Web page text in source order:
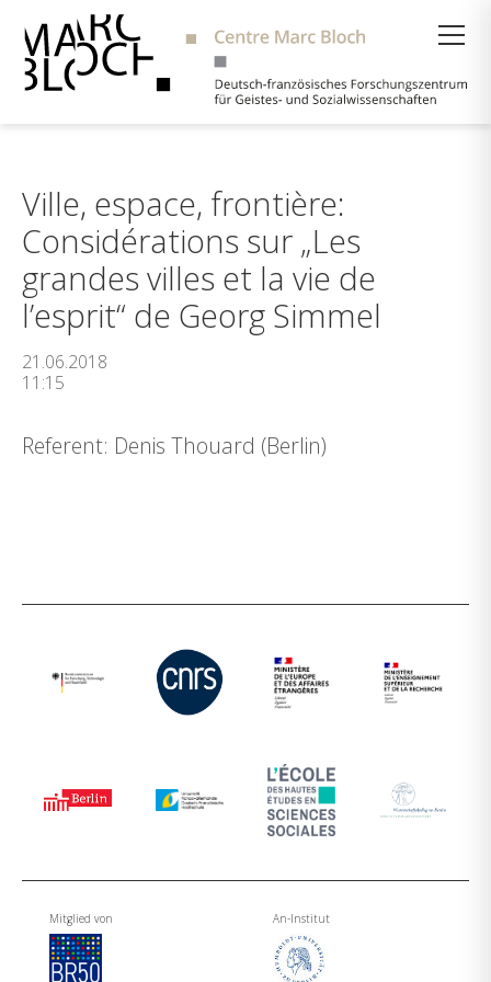
Ville, espace, frontière:
Considérations sur „Les
grandes villes et la vie de
l’esprit“ de Georg Simmel
21.06.2018
11:15
Referent: Denis Thouard (Berlin)
Mitglied von An-Institut